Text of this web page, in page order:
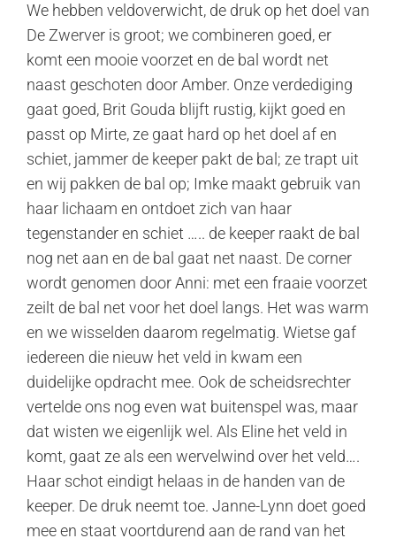
We hebben veldoverwicht, de druk op het doel van
De Zwerver is groot; we combineren goed, er
komt een mooie voorzet en de bal wordt net
naast geschoten door Amber. Onze verdediging
gaat goed, Brit Gouda blijft rustig, kijkt goed en
passt op Mirte, ze gaat hard op het doel af en
schiet, jammer de keeper pakt de bal; ze trapt uit
en wij pakken de bal op; Imke maakt gebruik van
haar lichaam en ontdoet zich van haar
tegenstander en schiet ….. de keeper raakt de bal
nog net aan en de bal gaat net naast. De corner
wordt genomen door Anni: met een fraaie voorzet
zeilt de bal net voor het doel langs. Het was warm
en we wisselden daarom regelmatig. Wietse gaf
iedereen die nieuw het veld in kwam een
duidelijke opdracht mee. Ook de scheidsrechter
vertelde ons nog even wat buitenspel was, maar
dat wisten we eigenlijk wel. Als Eline het veld in
komt, gaat ze als een wervelwind over het veld….
Haar schot eindigt helaas in de handen van de
keeper. De druk neemt toe. Janne-Lynn doet goed
mee en staat voortdurend aan de rand van het